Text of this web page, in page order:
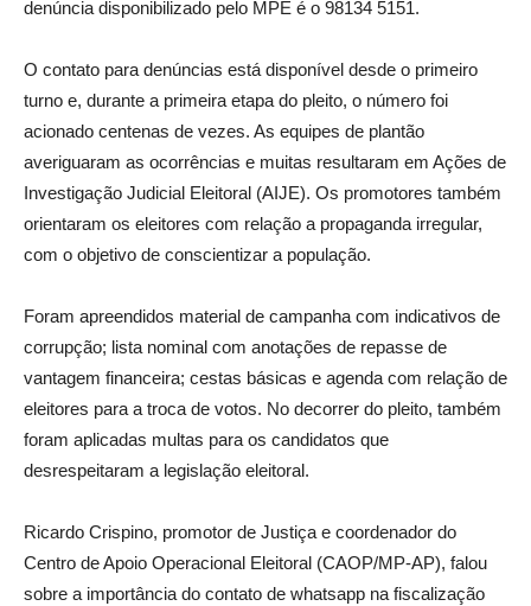
denúncia disponibilizado pelo MPE é o 98134 5151.
O contato para denúncias está disponível desde o primeiro
turno e, durante a primeira etapa do pleito, o número foi
acionado centenas de vezes. As equipes de plantão
averiguaram as ocorrências e muitas resultaram em Ações de
Investigação Judicial Eleitoral (AIJE). Os promotores também
orientaram os eleitores com relação a propaganda irregular,
com o objetivo de conscientizar a população.
Foram apreendidos material de campanha com indicativos de
corrupção; lista nominal com anotações de repasse de
vantagem financeira; cestas básicas e agenda com relação de
eleitores para a troca de votos. No decorrer do pleito, também
foram aplicadas multas para os candidatos que
desrespeitaram a legislação eleitoral.
Ricardo Crispino, promotor de Justiça e coordenador do
Centro de Apoio Operacional Eleitoral (CAOP/MP-AP), falou
sobre a importância do contato de whatsapp na fiscalização